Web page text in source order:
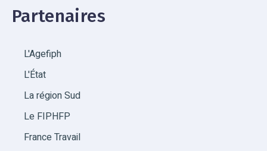
IRTS PACA ET CORSE - Siège Social
IRTS PACA ET CORSE - Antenne Dignes-les-
bains
IRTS PACA ET CORSE - Antenne Flamants
GRETA-CFA Alpes Provence - Site principal
ITEC - Site principal
Partenaires
L'Agefiph
L'État
La région Sud
Le FIPHFP
France Travail